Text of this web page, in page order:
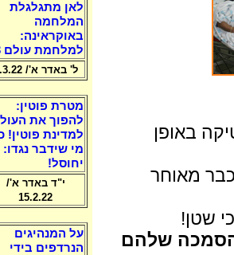
באופן
מאוחר
שטן!
שלהם
לאן מתגלגלת
המלחמה
באוקראינה:
למלחמת עולם 3!
ל' באדר א'/ 3.3.22
מטרת פוטין:
להפוך את
למדינת פוטין!
מי שידבר נגדו:
יחוסל!
י"ד באדר א'/
15.2.22
על המנהיגים
הנרדפים בידי